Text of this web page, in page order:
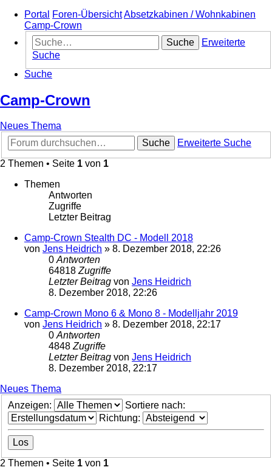
Portal
Foren-ÜbersichtAbsetzkabinen / Wohnkabinen
Camp-Crown
Suche
Erweiterte
Suche
Suche
Camp-Crown
Neues Thema
Suche
Erweiterte Suche
2 Themen • Seite 1 von 1
Themen
Antworten
Zugriffe
Letzter Beitrag
Camp-Crown Stealth DC - Modell 2018
von Jens Heidrich » 8. Dezember 2018, 22:26
0 Antworten
64818 Zugriffe
Letzter Beitrag von Jens Heidrich
8. Dezember 2018, 22:26
Camp-Crown Mono 6 & Mono 8 - Modelljahr 2019
von Jens Heidrich » 8. Dezember 2018, 22:17
0 Antworten
4848 Zugriffe
Letzter Beitrag von Jens Heidrich
8. Dezember 2018, 22:17
Neues Thema
Anzeigen:
Sortiere nach:
Richtung:
2 Themen • Seite 1 von 1